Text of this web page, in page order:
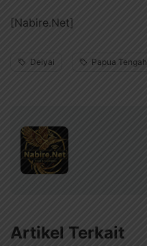
[Nabire.Net]
Deiyai Papua Tengah
Artikel Terkait